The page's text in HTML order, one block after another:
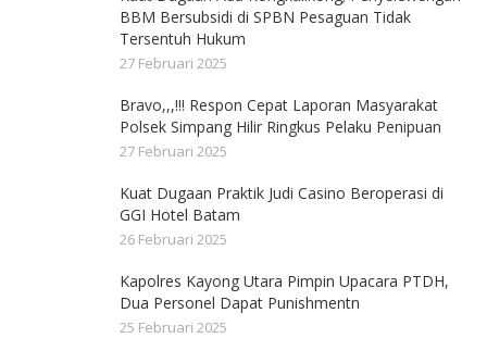
BBM Bersubsidi di SPBN Pesaguan Tidak
Tersentuh Hukum
27 Februari 2025
Bravo,,,!!! Respon Cepat Laporan Masyarakat
Polsek Simpang Hilir Ringkus Pelaku Penipuan
27 Februari 2025
Kuat Dugaan Praktik Judi Casino Beroperasi di
GGI Hotel Batam
26 Februari 2025
Kapolres Kayong Utara Pimpin Upacara PTDH,
Dua Personel Dapat Punishmentn
25 Februari 2025